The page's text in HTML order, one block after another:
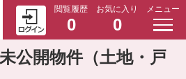
閲覧履歴
0
お気に入り
0
メニュー
公開物件（土地・戸